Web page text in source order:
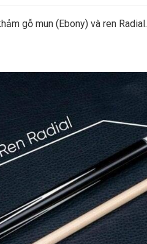
gỗ mun (Ebony) và ren Radial.